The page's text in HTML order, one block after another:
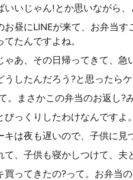
いいじゃん!とか思いながら
お昼にLINEが来て、お弁当
たんですよね。
ゃあ、その日帰ってきて、急
うしたんだろう?と思ったら
。まさかこの弁当のお返し?
びっくりしたわけなんですよ。
キは夜も遅いので、子供に見
て、子供も寝かしつけて、夫
買ってきたの?って。お弁当